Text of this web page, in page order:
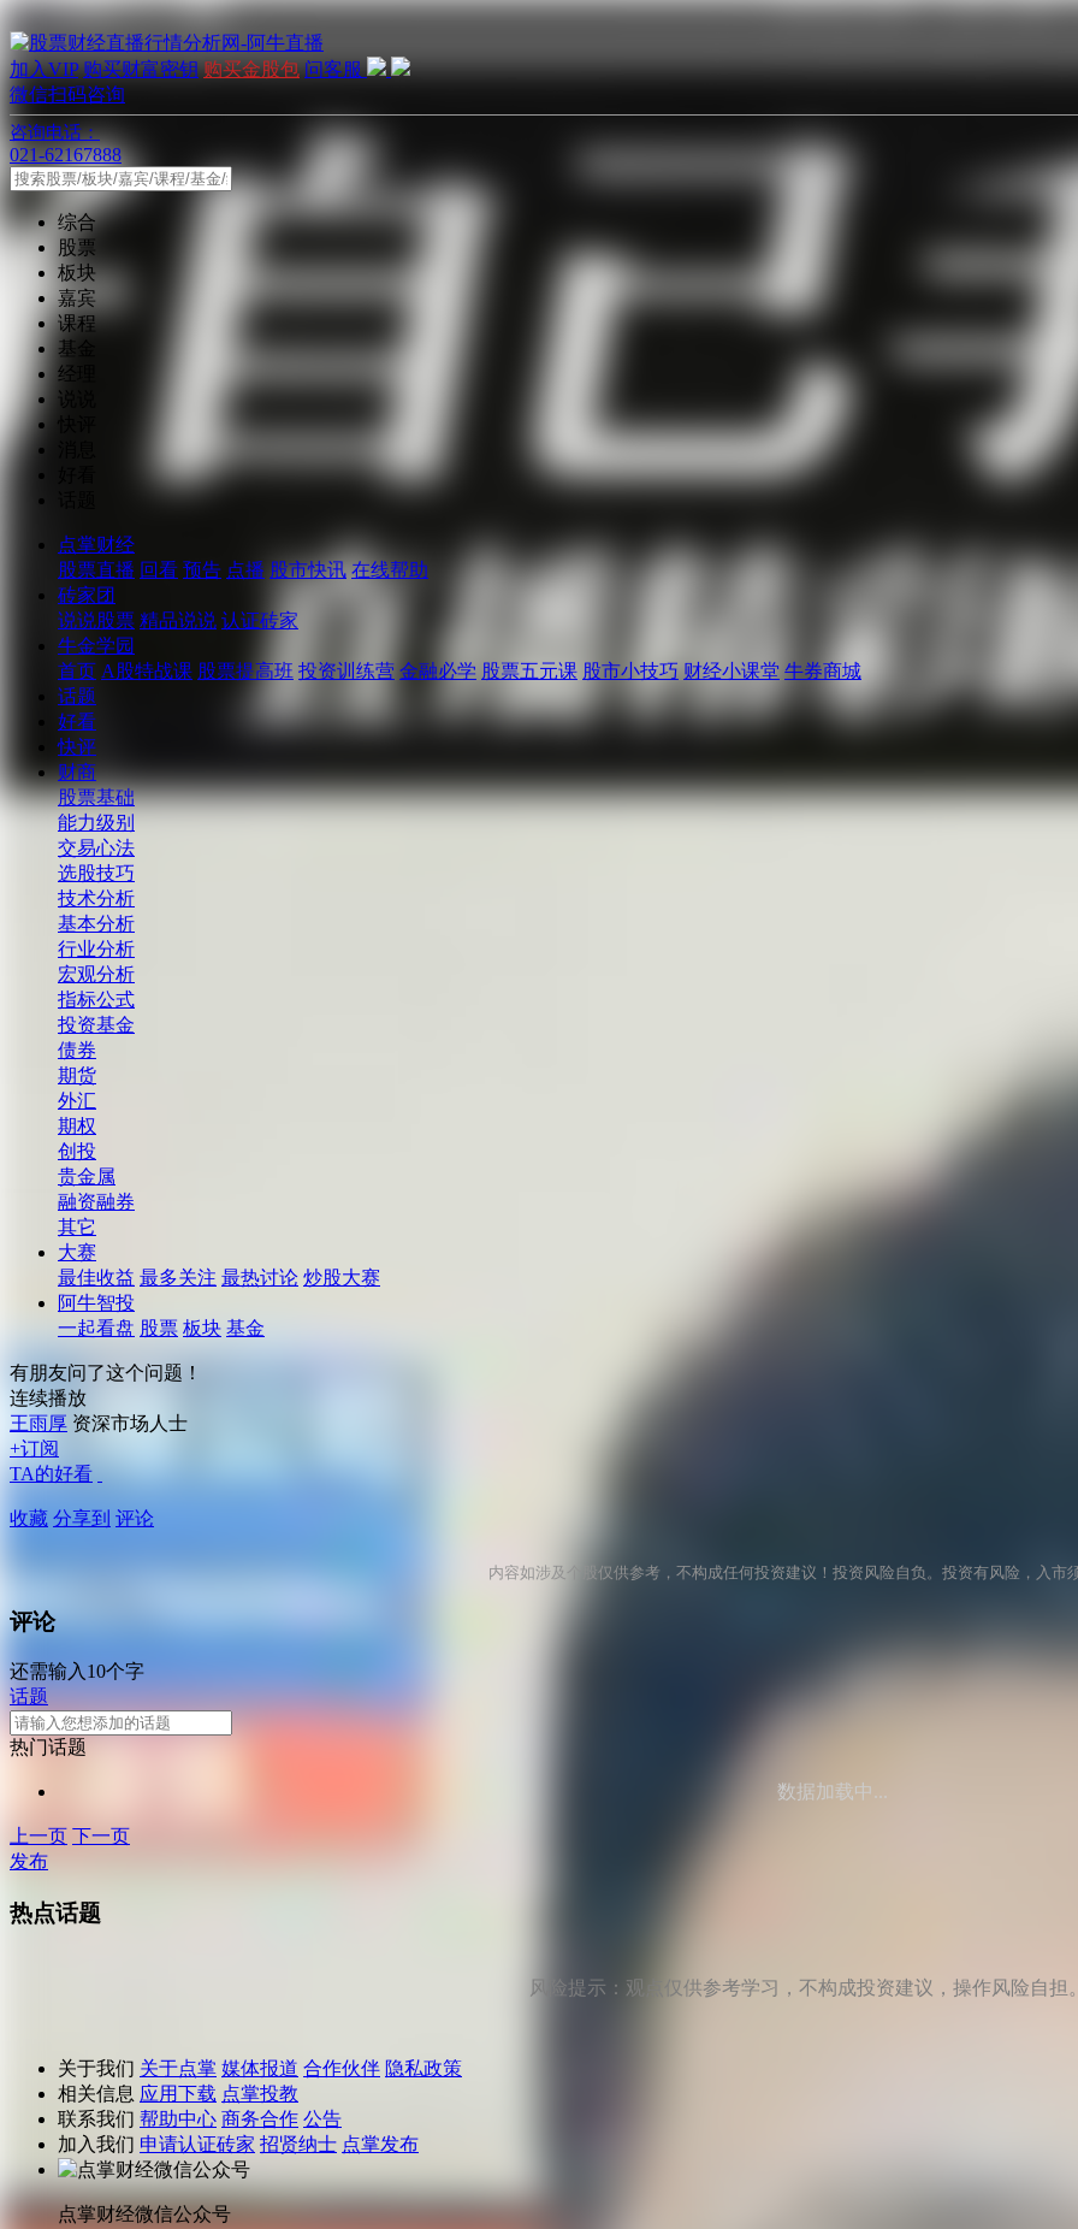
加入VIP 购买财富密钥 购买金股包 问客服
微信扫码咨询
咨询电话：
021-62167888
综合
股票
板块
嘉宾
课程
基金
经理
说说
快评
点掌财经
股票直播 回看 预告 点播 股市快讯 在线帮助
砖家团
说说股票 精品说说 认证砖家
牛金学园
首页 A股特战课 股票提高班 投资训练营 金融必学 股票五元课 股市小技巧 财经小课堂 牛券商城
话题
好看
快评
财商
股票基础
能力级别
交易心法
选股技巧
技术分析
基本分析
行业分析
宏观分析
指标公式
投资基金
债券
期货
外汇
期权
创投
贵金属
融资融券
其它
大赛
最佳收益 最多关注 最热讨论 炒股大赛
阿牛智投
一起看盘 股票 板块 基金
有朋友问了这个问题！
连续播放
王雨厚 资深市场人士
+订阅
TA的好看
收藏 分享到 评论
内容如涉及个股仅供参考，不构成任何投资建议！投资风险自负。投资有风险，入市
评论
还需输入10个字
话题
热门话题
数据加载中...
上一页 下一页
发布
热点话题
风险提示：观点仅供参考学习，不构成投资建议，操作风险自担
关于我们 关于点掌 媒体报道 合作伙伴 隐私政策
相关信息 应用下载 点掌投教
联系我们 帮助中心 商务合作 公告
加入我们 申请认证砖家 招贤纳士 点掌发布
点掌财经微信公众号